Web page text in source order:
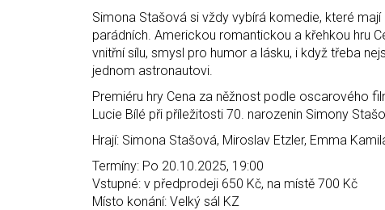
Simona Stašová si vždy vybírá komedie, které
parádních. Americkou romantickou a křehkou hru
vnitřní sílu, smysl pro humor a lásku, i když třeba
jednom astronautovi.
Premiéru hry Cena za něžnost podle oscarového
Lucie Bílé při příležitosti 70. narozenin Simony
Hrají: Simona Stašová, Miroslav Etzler, Emma
Termíny: Po 20.10.2025, 19:00
Vstupné: v předprodeji 650 Kč, na místě 700 Kč
Místo konání: Velký sál KZ